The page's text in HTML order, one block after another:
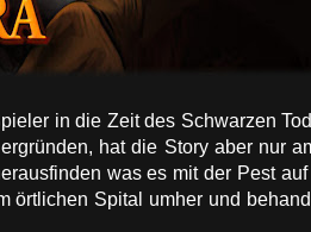
in die Zeit des Schwarzen
hat die Story aber nur
was es mit der Pest
örtlichen Spital umher und